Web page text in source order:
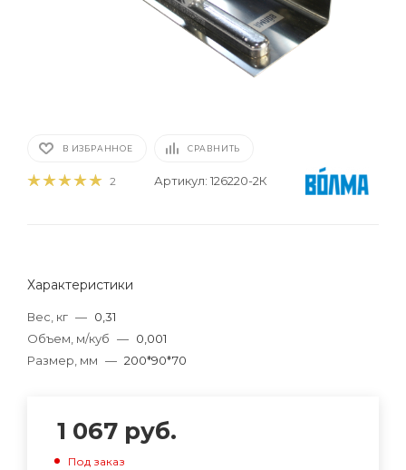
В ИЗБРАННОЕ СРАВНИТЬ
2 Артикул: 126220-2К
Характеристики
Вес, кг — 0,31
Объем, м/куб — 0,001
Размер, мм — 200*90*70
1 067 руб.
Под заказ